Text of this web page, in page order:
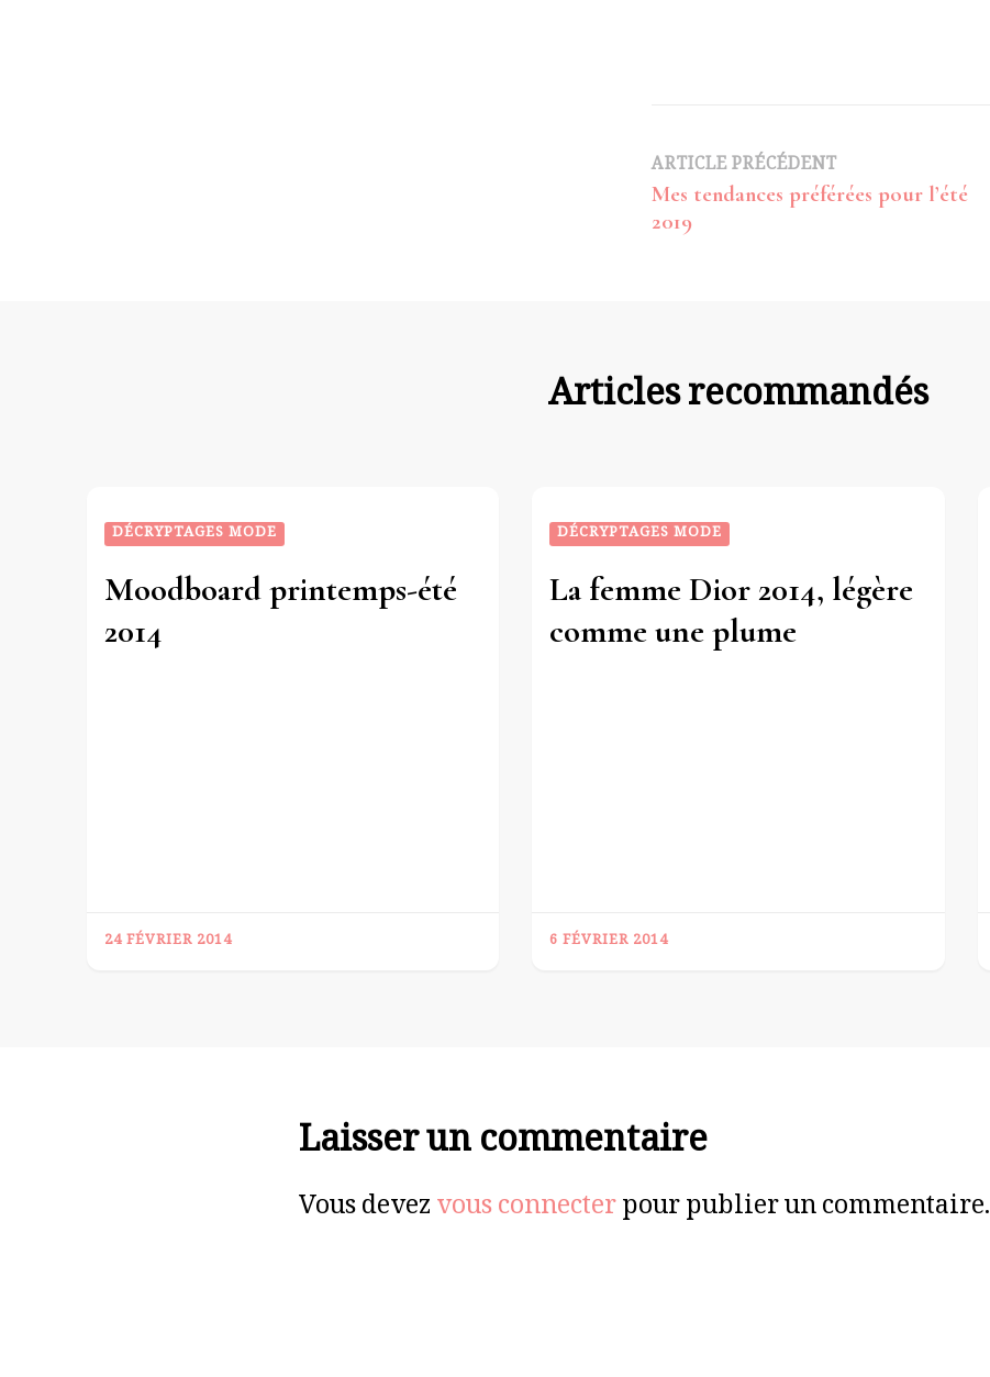
Navigation
d’article
ARTICLE PRÉCÉDENT
Mes tendances préférées pour l’été
2019
Articles recommandés
DÉCRYPTAGES MODE
Moodboard printemps-été
2014
24 FÉVRIER 2014
DÉCRYPTAGES MODE
La femme Dior 2014, légère
comme une plume
6 FÉVRIER 2014
Laisser un commentaire
Vous devezvous connecterpour publier un commentaire.